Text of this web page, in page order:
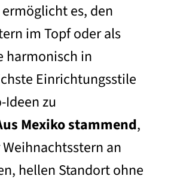
es, den
im Topf oder als
harmonisch in
Einrichtungsstile
Ideen zu
Mexiko stammend,
an
hellen Standort ohne